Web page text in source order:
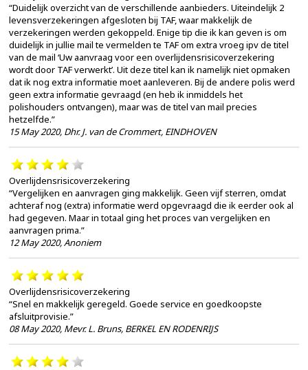
“Duidelijk overzicht van de verschillende aanbieders. Uiteindelijk 2
levensverzekeringen afgesloten bij TAF, waar makkelijk de
verzekeringen werden gekoppeld. Enige tip die ik kan geven is om
duidelijk in jullie mail te vermelden te TAF om extra vroeg ipv de titel
van de mail ‘Uw aanvraag voor een overlijdensrisicoverzekering
wordt door TAF verwerkt’. Uit deze titel kan ik namelijk niet opmaken
dat ik nog extra informatie moet aanleveren. Bij de andere polis werd
geen extra informatie gevraagd (en heb ik inmiddels het
polishouders ontvangen), maar was de titel van mail precies
hetzelfde.”
15 May 2020, Dhr. J. van de Crommert, EINDHOVEN
Overlijdensrisicoverzekering
“Vergelijken en aanvragen ging makkelijk. Geen vijf sterren, omdat
achteraf nog (extra) informatie werd opgevraagd die ik eerder ook al
had gegeven. Maar in totaal ging het proces van vergelijken en
aanvragen prima.”
12 May 2020,Anoniem
Overlijdensrisicoverzekering
“Snel en makkelijk geregeld. Goede service en goedkoopste
afsluitprovisie.”
08 May 2020, Mevr. L. Bruns, BERKEL EN RODENRIJS